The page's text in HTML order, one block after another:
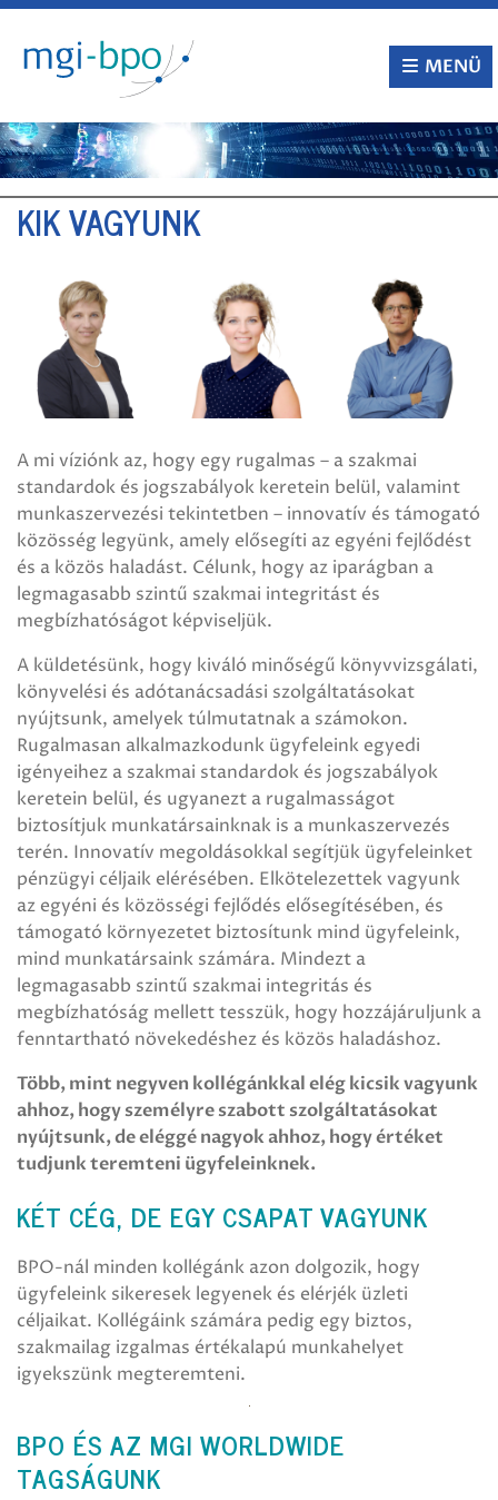
Tovább
tartalomra
MENÜ
KIK VAGYUNK
A mi víziónk az, hogy egy rugalmas – a szakmai
standardok és jogszabályok keretein belül, valamint
munkaszervezési tekintetben – innovatív és támogató
közösség legyünk, amely elősegíti az egyéni fejlődést
és a közös haladást. Célunk, hogy az iparágban a
legmagasabb szintű szakmai integritást és
megbízhatóságot képviseljük.
A küldetésünk, hogy kiváló minőségű könyvvizsgálati,
könyvelési és adótanácsadási szolgáltatásokat
nyújtsunk, amelyek túlmutatnak a számokon.
Rugalmasan alkalmazkodunk ügyfeleink egyedi
igényeihez a szakmai standardok és jogszabályok
keretein belül, és ugyanezt a rugalmasságot
biztosítjuk munkatársainknak is a munkaszervezés
terén. Innovatív megoldásokkal segítjük ügyfeleinket
pénzügyi céljaik elérésében. Elkötelezettek vagyunk
az egyéni és közösségi fejlődés elősegítésében, és
támogató környezetet biztosítunk mind ügyfeleink,
mind munkatársaink számára. Mindezt a
legmagasabb szintű szakmai integritás és
megbízhatóság mellett tesszük, hogy hozzájáruljunk a
fenntartható növekedéshez és közös haladáshoz.
Több, mint negyven kollégánkkal elég kicsik vagyunk
ahhoz, hogy személyre szabott szolgáltatásokat
nyújtsunk, de eléggé nagyok ahhoz, hogy értéket
tudjunk teremteni ügyfeleinknek.
KÉT CÉG, DE EGY CSAPAT VAGYUNK
BPO-nál minden kollégánk azon dolgozik, hogy
ügyfeleink sikeresek legyenek és elérjék üzleti
céljaikat. Kollégáink számára pedig egy biztos,
szakmailag izgalmas értékalapú munkahelyet
igyekszünk megteremteni.
BPO ÉS AZ MGI WORLDWIDE
TAGSÁGUNK